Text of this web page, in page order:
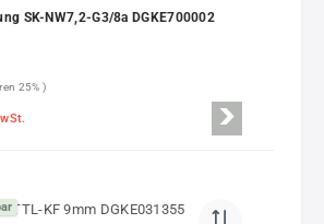
SK-NW7,2-G3/8a DGKE700002
25% )